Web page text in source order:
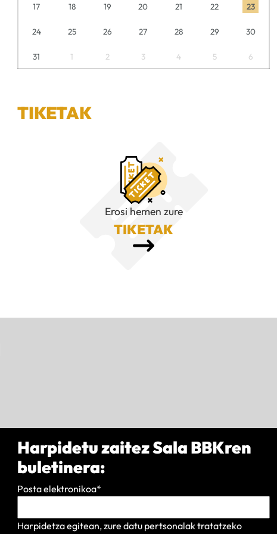
17 18 19 20 21 22 23
24 25 26 27 28 29 30
31 1 2 3 4 5 6
TIKETAK
Erosi hemen zure
TIKETAK
Harpidetu zaitez Sala BBKren
buletinera:
Posta elektronikoa*
Harpidetza egitean, zure datu pertsonalak tratatzeko